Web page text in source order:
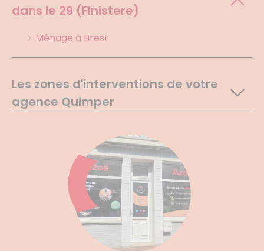
dans le 29 (Finistere)
Ménage à Brest
Les zones d'interventions de votre
agence Quimper
Pouldergat
Poullan Sur Mer